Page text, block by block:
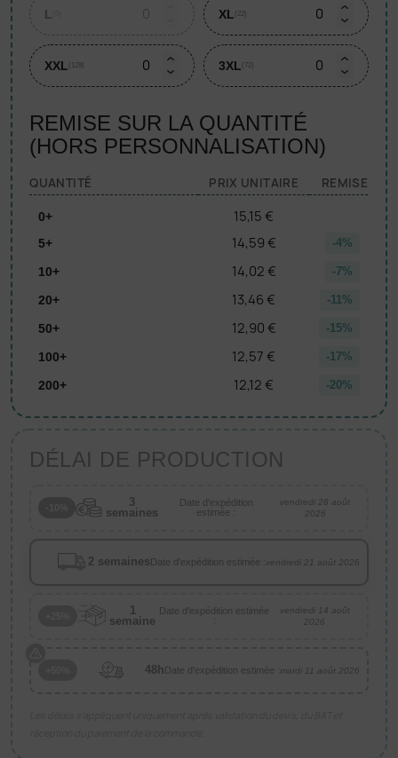
L XL (22)
XXL (129) 3XL (72)
REMISE SUR LA QUANTITÉ
(HORS PERSONNALISATION)
QUANTITÉ PRIX UNITAIRE REMISE
0+ 15,15 €
5+ 14,59 € -4%
10+ 14,02 € -7%
20+ 13,46 € -11%
50+ 12,90 € -15%
100+ 12,57 € -17%
200+ 12,12 € -20%
DÉLAI DE PRODUCTION
3
semaines
Date d'expédition
estimée :
vendredi 28 août
2026
2 semainesDate d'expédition estimée :vendredi 21 août 2026
1
semaine
Date d'expédition estimée
:
vendredi 14 août
2026
48hDate d'expédition estimée :mardi 11 août 2026